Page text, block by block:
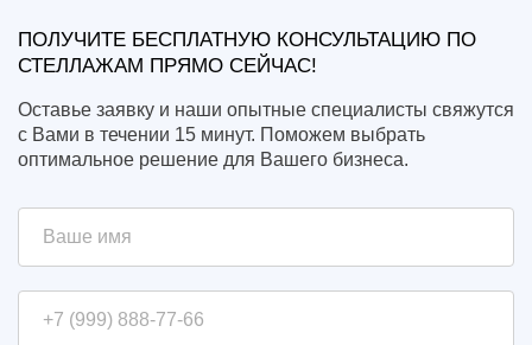
ПОЛУЧИТЕ БЕСПЛАТНУЮ КОНСУЛЬТАЦИЮ ПО
СТЕЛЛАЖАМ ПРЯМО СЕЙЧАС!
Оставье заявку и наши опытные специалисты свяжутся
с Вами в течении 15 минут. Поможем выбрать
оптимальное решение для Вашего бизнеса.